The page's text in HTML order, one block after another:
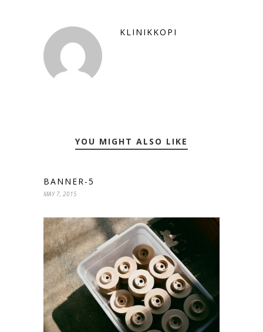
KLINIKKOPI
YOU MIGHT ALSO LIKE
BANNER-5
MAY 7, 2015